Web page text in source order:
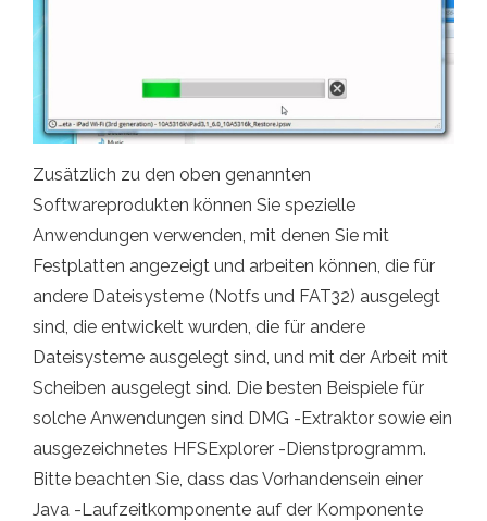
Zusätzlich zu den oben genannten
Softwareprodukten können Sie spezielle
Anwendungen verwenden, mit denen Sie mit
Festplatten angezeigt und arbeiten können, die für
andere Dateisysteme (Notfs und FAT32) ausgelegt
sind, die entwickelt wurden, die für andere
Dateisysteme ausgelegt sind, und mit der Arbeit mit
Scheiben ausgelegt sind. Die besten Beispiele für
solche Anwendungen sind DMG -Extraktor sowie ein
ausgezeichnetes HFSExplorer -Dienstprogramm.
Bitte beachten Sie, dass das Vorhandensein einer
Java -Laufzeitkomponente auf der Komponente